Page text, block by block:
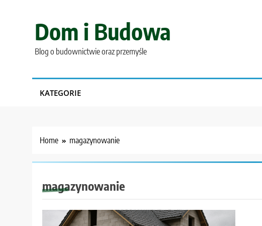
Dom i Budowa
Blog o budownictwie oraz przemyśle
KATEGORIE
Home magazynowanie
magazynowanie